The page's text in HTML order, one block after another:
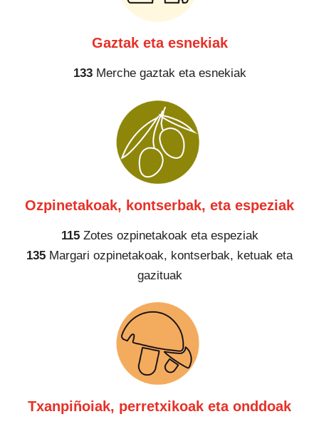
Gaztak eta esnekiak
133Merche gaztak eta esnekiak
Ozpinetakoak, kontserbak, eta espeziak
115Zotes ozpinetakoak eta espeziak
135 Margari ozpinetakoak, kontserbak, ketuak eta
gazituak
Txanpiñoiak, perretxikoak eta onddoak